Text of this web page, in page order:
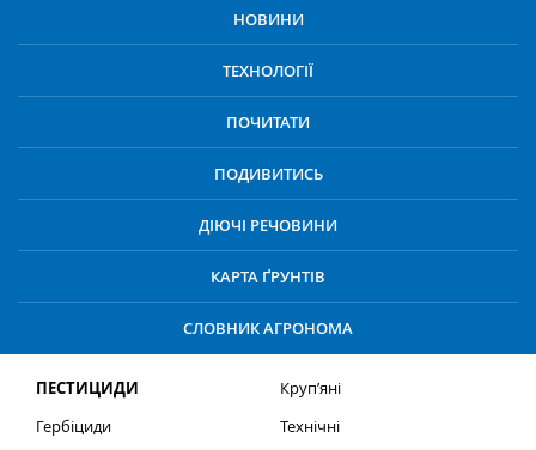
НОВИНИ
ТЕХНОЛОГІЇ
ПОЧИТАТИ
ПОДИВИТИСЬ
ДІЮЧІ РЕЧОВИНИ
КАРТА ҐРУНТІВ
СЛОВНИК АГРОНОМА
ПЕСТИЦИДИ
Гербіциди
Круп’яні
Технічні